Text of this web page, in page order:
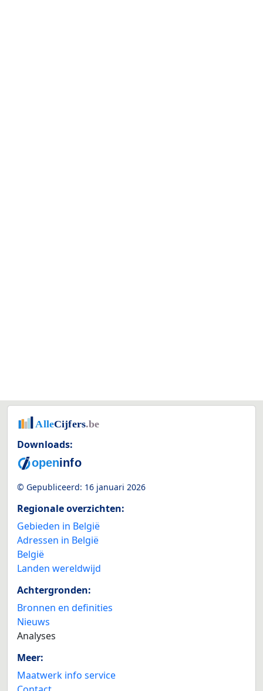
Downloads:
© Gepubliceerd: 16 januari 2026
Regionale overzichten:
Gebieden in België
Adressen in België
België
Landen wereldwijd
Achtergronden:
Bronnen en definities
Nieuws
Analyses
Meer:
Maatwerk info service